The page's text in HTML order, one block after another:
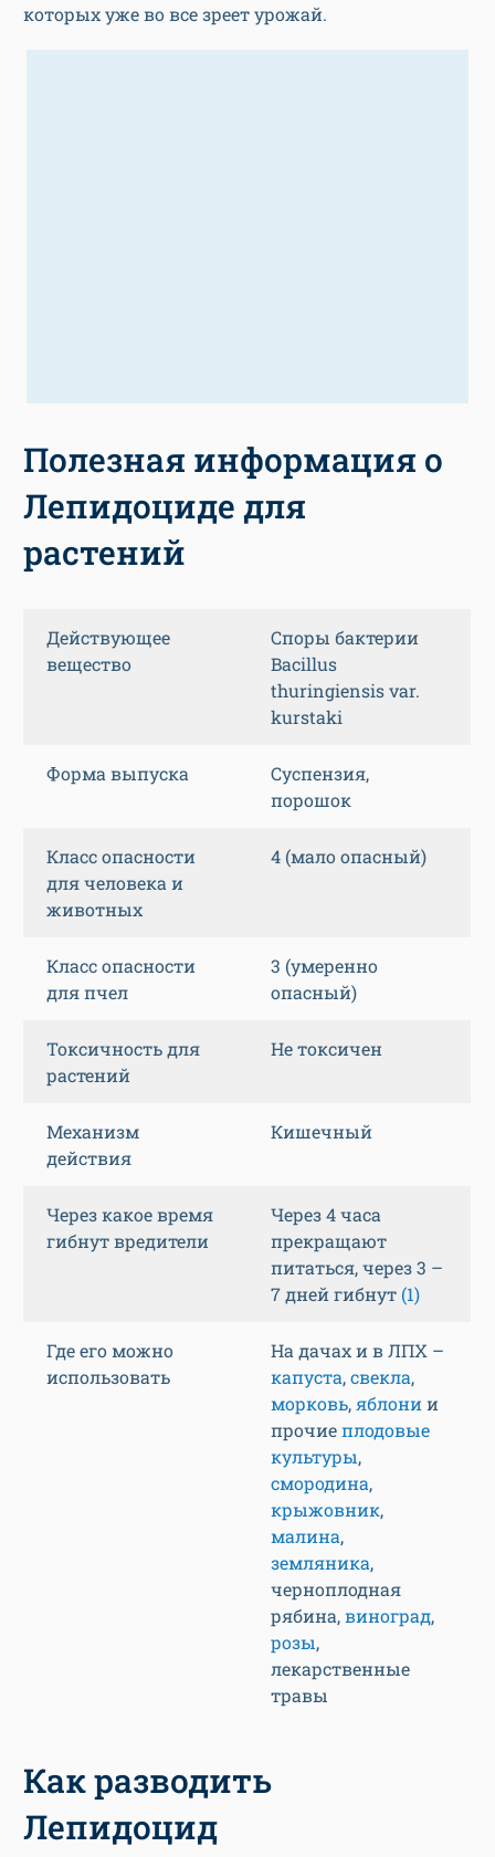
которых уже во все зреет урожай.
Полезная информация о
Лепидоциде для
растений
Действующее
вещество
Споры бактерии
Bacillus
thuringiensis var.
kurstaki
Форма выпуска
Суспензия,
порошок
Класс опасности
для человека и
животных
4 (мало опасный)
Класс опасности
для пчел
3 (умеренно
опасный)
Токсичность для
растений
Не токсичен
Механизм
действия
Кишечный
Через какое время
гибнут вредители
Через 4 часа
прекращают
питаться, через 3 –
7 дней гибнут (1)
Где его можно
использовать
На дачах и в ЛПХ –
капуста,свекла,
морковь, яблони и
прочиеплодовые
культуры,
смородина,
крыжовник,
малина,
земляника,
черноплодная
рябина,виноград,
розы,
лекарственные
травы
Как разводить
Лепидоцид